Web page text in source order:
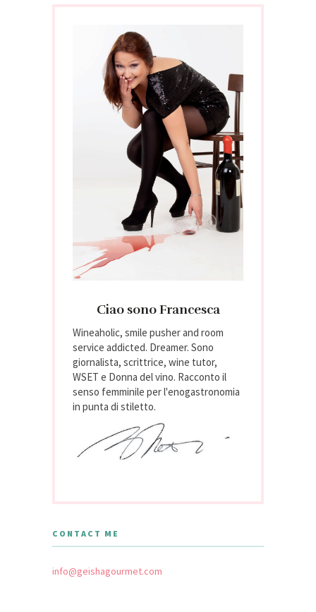
Ciao sono Francesca
Wineaholic, smile pusher and room
service addicted. Dreamer. Sono
giornalista, scrittrice, wine tutor,
WSET e Donna del vino. Racconto il
senso femminile per l'enogastronomia
in punta di stiletto.
CONTACT ME
info@geishagourmet.com